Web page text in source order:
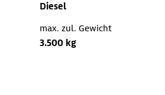
Diesel
max. zul. Gewicht
3.500 kg